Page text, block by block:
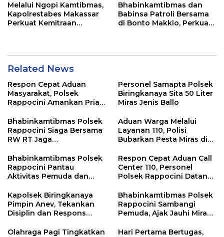
Melalui Ngopi Kamtibmas,
Kapolrestabes Makassar
Perkuat Kemitraan
Bhabinkamtibmas dan
Babinsa Patroli Bersama
di Bonto Makkio, Perkuat
Related News
Respon Cepat Aduan
Masyarakat, Polsek
Rappocini Amankan Pria
Keributan
Personel Samapta Polsek
Biringkanaya Sita 50 Liter
Miras Jenis Ballo
Bhabinkamtibmas Polsek
Rappocini Siaga Bersama
RW RT Jaga
Aduan Warga Melalui
Layanan 110, Polisi
Bubarkan Pesta Miras di
Bhabinkamtibmas Polsek
Rappocini Pantau
Aktivitas Pemuda dan
Kamtibmas
Respon Cepat Aduan Call
Center 110, Personel
Polsek Rappocini Datangi
Kapolsek Biringkanaya
Pimpin Anev, Tekankan
Disiplin dan Respons
Masyarakat
Bhabinkamtibmas Polsek
Rappocini Sambangi
Pemuda, Ajak Jauhi Miras,
Olahraga Pagi Tingkatkan
Hari Pertama Bertugas,